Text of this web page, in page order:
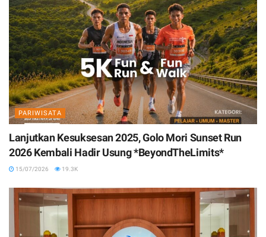
PARIWISATA
Lanjutkan Kesuksesan 2025, Golo Mori Sunset Run
2026 Kembali Hadir Usung *BeyondTheLimits*
15/07/2026 19.3K